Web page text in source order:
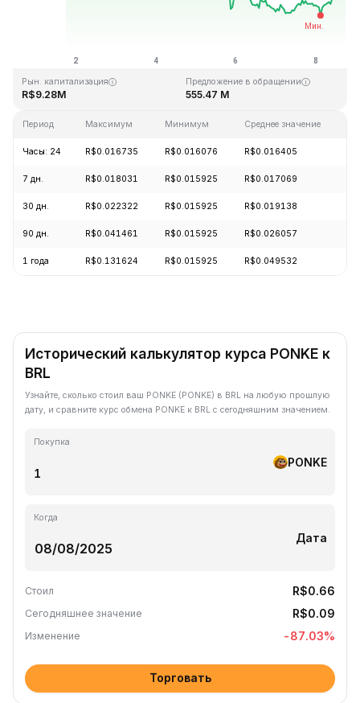
R$0.836512 R$0.009280
Рын. капитализация
R$9.28M
Предложение в обращении
555.47 M
Период Максимум Минимум Среднее значение
Часы: 24 R$0.016735 R$0.016076 R$0.016405
7 дн. R$0.018031 R$0.015925 R$0.017069
30 дн. R$0.022322 R$0.015925 R$0.019138
90 дн. R$0.041461 R$0.015925 R$0.026057
1 года R$0.131624 R$0.015925 R$0.049532
Исторический калькулятор курса PONKE к
BRL
Узнайте, сколько стоил ваш PONKE (PONKE) в BRL на любую прошлую
дату, и сравните курс обмена PONKE к BRL с сегодняшним значением.
Покупка
PONKE
Когда
Дата
Стоил R$0.66
Сегодняшнее значение R$0.09
Изменение -87.03%
Торговать